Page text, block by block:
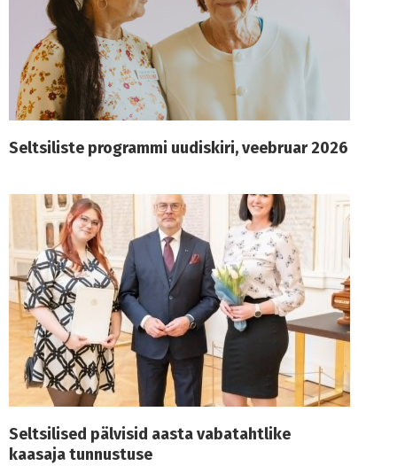
Seltsiliste programmi uudiskiri, veebruar 2026
Seltsilised pälvisid aasta vabatahtlike
kaasaja tunnustuse